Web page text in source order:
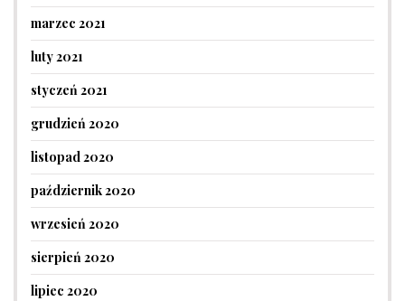
marzec 2021
luty 2021
styczeń 2021
grudzień 2020
listopad 2020
październik 2020
wrzesień 2020
sierpień 2020
lipiec 2020